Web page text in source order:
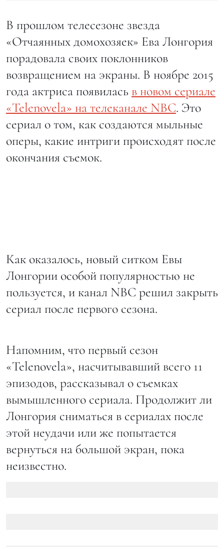
В прошлом телесезоне звезда
«Отчаянных домохозяек» Ева Лонгория
порадовала своих поклонников
возвращением на экраны. В ноябре 2015
года актриса появилась в новом сериале
«Telenovela» на телеканале NBC. Это
сериал о том, как создаются мыльные
оперы, какие интриги происходят после
окончания съемок.
Как оказалось, новый ситком Евы
Лонгории особой популярностью не
пользуется, и канал NBC решил закрыть
сериал после первого сезона.
Напомним, что первый сезон
«Telenovela», насчитывавший всего 11
эпизодов, рассказывал о съемках
вымышленного сериала. Продолжит ли
Лонгория сниматься в сериалах после
этой неудачи или же попытается
вернуться на большой экран, пока
неизвестно.